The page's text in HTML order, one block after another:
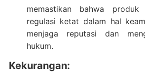
memastikan bahwa produk
regulasi ketat dalam hal
menjaga reputasi dan
hukum.
Kekurangan: